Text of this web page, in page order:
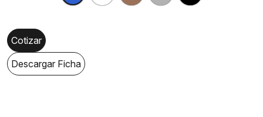
Cotizar
Descargar Ficha